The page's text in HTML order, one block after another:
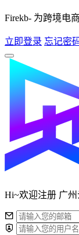
Firekb- 为跨境电
立即登录 忘记密
Hi~欢迎注册 广